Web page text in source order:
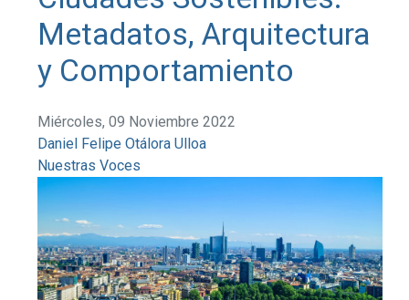
Metadatos, Arquitectura
y Comportamiento
Miércoles, 09 Noviembre 2022
Daniel Felipe Otálora Ulloa
Nuestras Voces